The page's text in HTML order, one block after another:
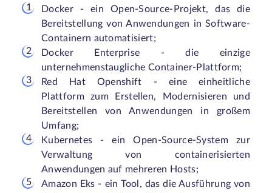
Docker - ein Open-Source-Projekt, das die
Bereitstellung von Anwendungen in Software-
Containern automatisiert;
Docker Enterprise - die einzige
unternehmenstaugliche Container-Plattform;
Red Hat Openshift - eine einheitliche
Plattform zum Erstellen, Modernisieren und
Bereitstellen von Anwendungen in großem
Umfang;
Kubernetes - ein Open-Source-System zur
Verwaltung von containerisierten
Anwendungen auf mehreren Hosts;
Amazon Eks - ein Tool, das die Ausführung von